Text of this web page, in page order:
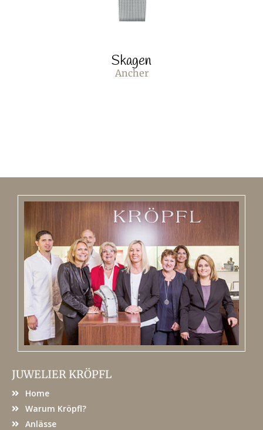
Skagen
Ancher
JUWELIER KRÖPFL
Home
Warum Kröpfl?
Anlässe